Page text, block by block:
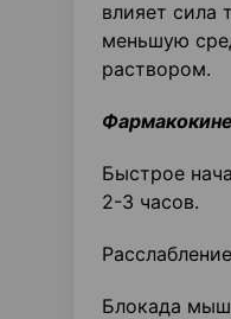
влияет сила
меньшую
раствором.
Быстрое
2-3 часов.
Блокада